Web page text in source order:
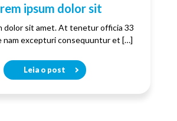
ipsum dolor sit
dolor sit amet. At tenetur officia 33
nam excepturi consequuntur et […]
Leia o post